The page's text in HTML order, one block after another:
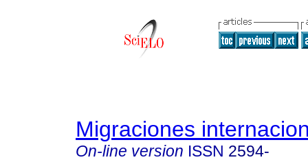
Migraciones
On-line version ISSN 2594-